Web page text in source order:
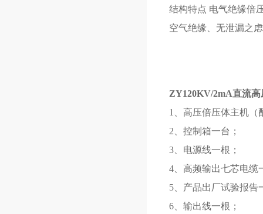
结构特点 电气绝缘倍
空气绝缘、无泄漏之虑
ZY120KV/2mA直流高
1、高压倍压体主机（
2、控制箱一台；
3、电源线一根；
4、高频输出七芯电缆
5、产品出厂试验报告
6、输出线一根；